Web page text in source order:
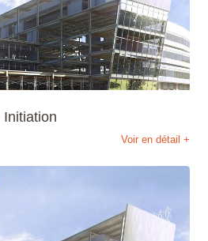
Voir en détail +